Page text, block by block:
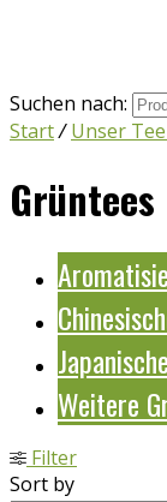
Suchen nach:
Start/ Unser
Grüntees
Weitere
Filter
Sort by